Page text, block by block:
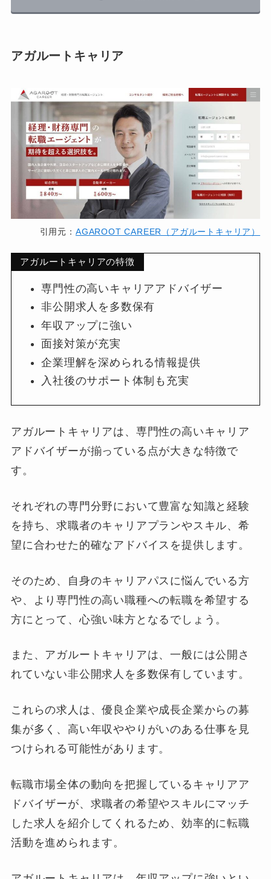
アガルートキャリア
引用元： AGAROOT CAREER（アガルートキャリア）
アガルートキャリアの特徴
専門性の高いキャリアアドバイザー
非公開求人を多数保有
年収アップに強い
面接対策が充実
企業理解を深められる情報提供
入社後のサポート体制も充実
アガルートキャリアは、専門性の高いキャリア
アドバイザーが揃っている点が大きな特徴で
す。
それぞれの専門分野において豊富な知識と経験
を持ち、求職者のキャリアプランやスキル、希
望に合わせた的確なアドバイスを提供します。
そのため、自身のキャリアパスに悩んでいる方
や、より専門性の高い職種への転職を希望する
方にとって、心強い味方となるでしょう。
また、アガルートキャリアは、一般には公開さ
れていない非公開求人を多数保有しています。
これらの求人は、優良企業や成長企業からの募
集が多く、高い年収ややりがいのある仕事を見
つけられる可能性があります。
転職市場全体の動向を把握しているキャリアア
ドバイザーが、求職者の希望やスキルにマッチ
した求人を紹介してくれるため、効率的に転職
活動を進められます。